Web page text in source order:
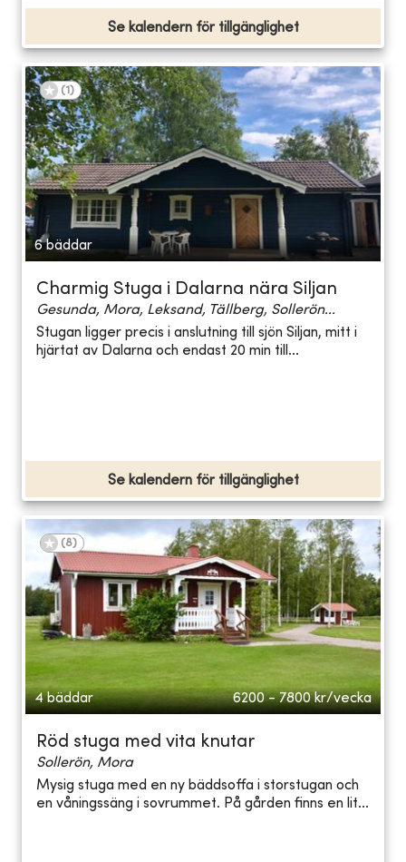
Se kalendern för tillgänglighet
(1 )
6 bäddar
Charmig Stuga i Dalarna nära Siljan
Gesunda, Mora, Leksand, Tällberg, Sollerön...
Stugan ligger precis i anslutning till sjön Siljan, mitt i
hjärtat av Dalarna och endast 20 min till...
Se kalendern för tillgänglighet
(8)
4 bäddar 6200 - 7800 kr/vecka
Röd stuga med vita knutar
Sollerön, Mora
Mysig stuga med en ny bäddsoffa i storstugan och
en våningssäng i sovrummet. På gården finns en lit...